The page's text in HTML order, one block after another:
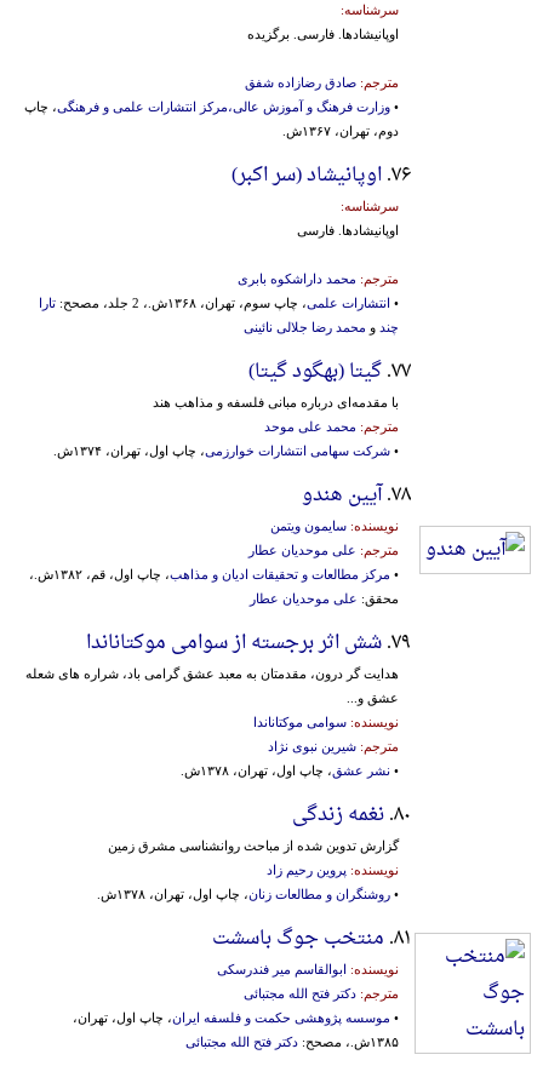
سرشناسه:
اوپانیشادها. فارسی‌. برگزیده‌
مترجم: صادق رضازاده شفق
• وزارت فرهنگ و آموزش عالی،مرکز انتشارات علمی و فرهنگی، چاپ
دوم، تهران، ۱۳۶۷ش.
۷۶. اوپانیشاد (سر اکبر)
سرشناسه:
اوپانیشادها. فارسی‌
مترجم: محمد داراشکوه بابری
• انتشارات علمی، چاپ سوم، تهران، ۱۳۶۸ش.، 2 جلد، مصحح:
تارا
چند و محمد رضا جلالی نائینی
۷۷. گیتا (بهگود گیتا)
با مقدمه‌ای‌ درباره‌ مبانی‌ فلسفه‌ و مذاهب‌ هند
مترجم: محمد علی موحد
• شرکت سهامی انتشارات خوارزمی، چاپ اول، تهران، ۱۳۷۴ش.
۷۸. آیین هندو
نویسنده: سایمون ویتمن
مترجم: علی موحدیان عطار
• مرکز مطالعات و تحقیقات ادیان و مذاهب
، چاپ اول، قم، ۱۳۸۲ش.،
محقق: علی موحدیان عطار
۷۹. شش اثر برجسته از سوامی موکتاناندا
هدایت گر درون، مقدمتان به معبد عشق گرامی باد، شراره های شعله
عشق و...
نویسنده: سوامی موکتاناندا
مترجم: شیرین نبوی نژاد
• نشر عشق، چاپ اول، تهران، ۱۳۷۸ش.
۸۰. نغمه زندگی
گزارش‌ تدوین‌ شده‌ از مباحث‌ روانشناسی‌ مشرق‌ زمین‌
نویسنده: پروین رحیم زاد
• روشنگران و مطالعات زنان، چاپ اول، تهران، ۱۳۷۸ش.
۸۱. منتخب جوگ باسشت
نویسنده: ابوالقاسم میر فندرسکی
مترجم: دکتر فتح الله مجتبائی
• موسسه پژوهشی حکمت‌ و فلسفه‌ ایران‌، چاپ اول، تهران،
۱۳۸۵ش.، مصحح:
دکتر فتح الله مجتبائی